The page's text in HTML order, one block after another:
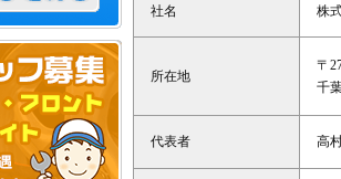
社名 株
所在地
〒
千
代表者 高